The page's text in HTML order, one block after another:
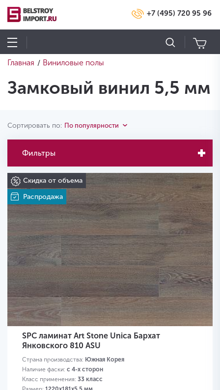
+7 (495) 720 95 96
Главная / Виниловые полы
Замковый винил 5,5 мм
Сортировать по: По популярности
Фильтры
Скидка от объема
Распродажа
SPC ламинат Art Stone Unica Бархат
Янковского 810 ASU
Страна производства: Южная Корея
Наличие фаски: с 4-х сторон
Класс применения: 33 класс